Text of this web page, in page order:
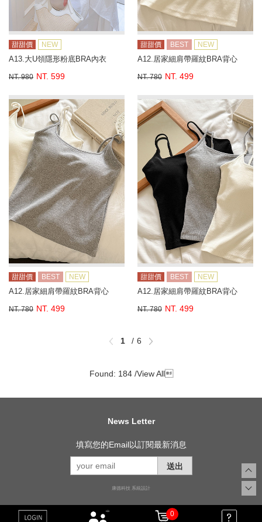
甜甜價 NEW
A13.大U領隱形粉底BRA內衣
NT. 980 NT. 599
甜甜價 BEST NEW
A12.居家細肩帶羅紋BRA背心
NT. 780 NT. 499
甜甜價 BEST NEW
A12.居家細肩帶羅紋BRA背心
NT. 780 NT. 499
甜甜價 BEST NEW
A12.居家細肩帶羅紋BRA背心
NT. 780 NT. 499
1 6
Found: 184 /View All
News Letter
填寫您的Email以訂閱最新消息
送出
康德科技 系統設計
0